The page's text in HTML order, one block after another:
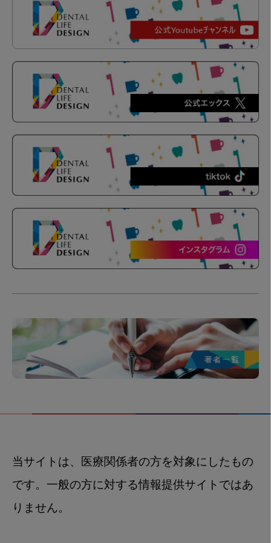
当サイトは、医療関係者の方を対象にしたもの
です。一般の方に対する情報提供サイトではあ
りません。